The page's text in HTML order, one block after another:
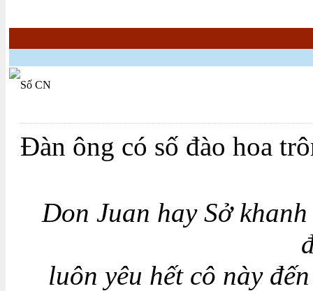
Số CN
Đàn ông có số đào hoa
Don Juan hay Sở
luôn yêu hết cô này